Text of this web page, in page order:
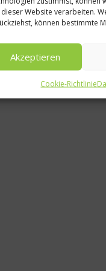
dieser Website verarbeiten.
können bestimmte
Akzeptieren
Cookie-Richtlinie